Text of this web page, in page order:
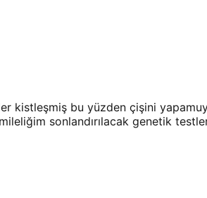
kistleşmiş bu yüzden çişini
sonlandırılacak genetik